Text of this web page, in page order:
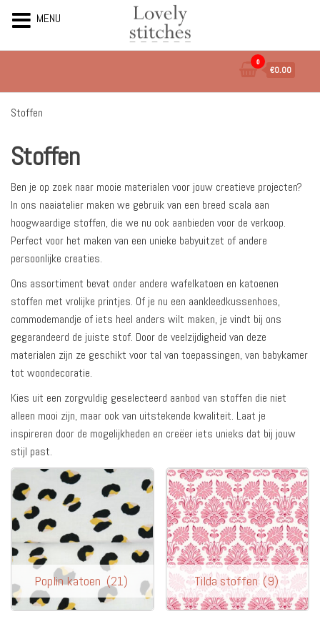
de
inhoud
0
€0.00
Stoffen
Stoffen
Ben je op zoek naar mooie materialen voor jouw creatieve projecten?
In ons naaiatelier maken we gebruik van een breed scala aan
hoogwaardige stoffen, die we nu ook aanbieden voor de verkoop.
Perfect voor het maken van een unieke babyuitzet of andere
persoonlijke creaties.
Ons assortiment bevat onder andere wafelkatoen en katoenen
stoffen met vrolijke printjes. Of je nu een aankleedkussenhoes,
commodemandje of iets heel anders wilt maken, je vindt bij ons
gegarandeerd de juiste stof. Door de veelzijdigheid van deze
materialen zijn ze geschikt voor tal van toepassingen, van babykamer
tot woondecoratie.
Kies uit een zorgvuldig geselecteerd aanbod van stoffen die niet
alleen mooi zijn, maar ook van uitstekende kwaliteit. Laat je
inspireren door de mogelijkheden en creëer iets unieks dat bij jouw
stijl past.
Poplin katoen (21) Tilda stoffen (9)
MENU